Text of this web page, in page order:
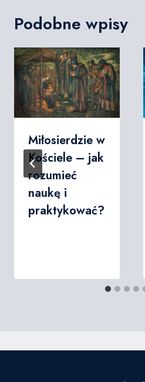
Podobne wpisy
Miłosierdzie w
Kościele – jak
rozumieć
naukę i
praktykować?